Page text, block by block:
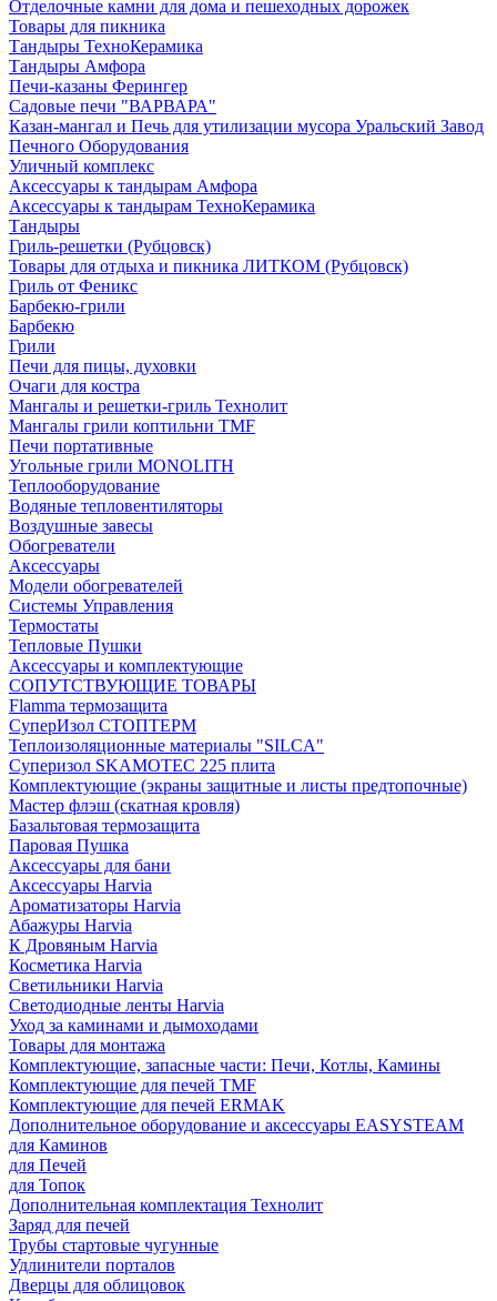
Отделочные камни для дома и пешеходных дорожек
Товары для пикника
Тандыры ТехноКерамика
Тандыры Амфора
Печи-казаны Ферингер
Садовые печи "ВАРВАРА"
Казан-мангал и Печь для утилизации мусора Уральский Завод
Печного Оборудования
Уличный комплекс
Аксессуары к тандырам Амфора
Аксессуары к тандырам ТехноКерамика
Тандыры
Гриль-решетки (Рубцовск)
Товары для отдыха и пикника ЛИТКОМ (Рубцовск)
Гриль от Феникс
Барбекю-грили
Барбекю
Грили
Печи для пицы, духовки
Очаги для костра
Мангалы и решетки-гриль Технолит
Мангалы грили коптильни TMF
Печи портативные
Угольные грили MONOLITH
Теплооборудование
Водяные тепловентиляторы
Воздушные завесы
Обогреватели
Аксессуары
Модели обогревателей
Системы Управления
Термостаты
Тепловые Пушки
Аксессуары и комплектующие
СОПУТСТВУЮЩИЕ ТОВАРЫ
Flamma термозащита
СуперИзол СТОПТЕРМ
Теплоизоляционные материалы "SILCA"
Суперизол SKAMOTEC 225 плита
Комплектующие (экраны защитные и листы предтопочные)
Мастер флэш (скатная кровля)
Базальтовая термозащита
Паровая Пушка
Аксессуары для бани
Аксессуары Harvia
Ароматизаторы Harvia
Абажуры Harvia
К Дровяным Harvia
Косметика Harvia
Светильники Harvia
Светодиодные ленты Harvia
Уход за каминами и дымоходами
Товары для монтажа
Комплектующие, запасные части: Печи, Котлы, Камины
Комплектующие для печей TMF
Комплектующие для печей ERMAK
Дополнительное оборудование и аксессуары EASYSTEAM
для Каминов
для Печей
для Топок
Дополнительная комплектация Технолит
Заряд для печей
Трубы стартовые чугунные
Удлинители порталов
Дверцы для облицовок